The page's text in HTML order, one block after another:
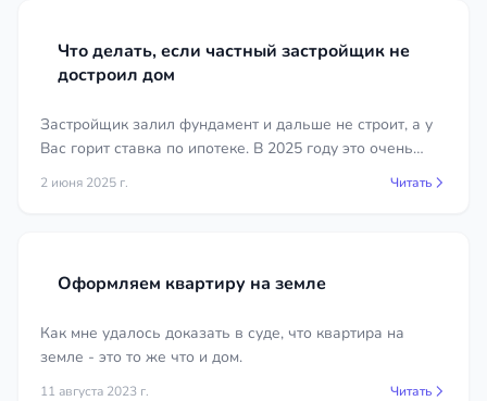
Что делать, если частный застройщик не
достроил дом
Застройщик залил фундамент и дальше не строит, а у
Вас горит ставка по ипотеке. В 2025 году это очень
распространенная ситуация в Крыму и Симферополе в
2 июня 2025 г. Читать
Оформляем квартиру на земле
Как мне удалось доказать в суде, что квартира на
земле - это то же что и дом.
11 августа 2023 г. Читать